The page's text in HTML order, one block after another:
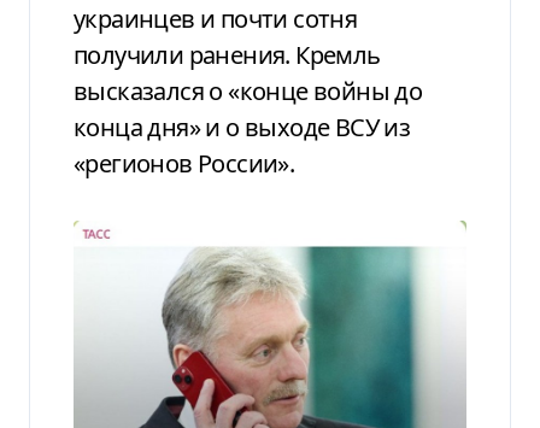
украинцев и почти сотня
получили ранения. Кремль
высказался о «конце войны до
конца дня» и о выходе ВСУ из
«регионов России».